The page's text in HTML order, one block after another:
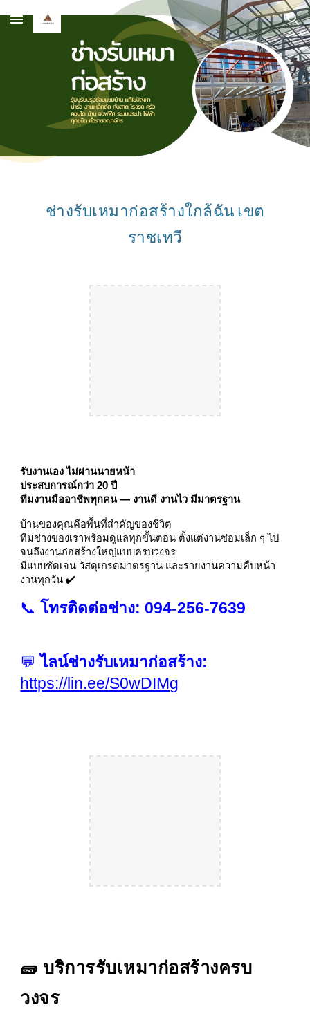
Skip to main content Skip to navigation
ช่างรับเหมาก่อสร้างใกล้ฉัน เขต
ราชเทวี
รับงานเอง ไม่ผ่านนายหน้า
ประสบการณ์กว่า 20 ปี
ทีมงานมืออาชีพทุกคน — งานดี งานไว มีมาตรฐาน
บ้านของคุณคือพื้นที่สำคัญของชีวิต
ทีมช่างของเราพร้อมดูแลทุกขั้นตอน ตั้งแต่งานซ่อมเล็ก ๆ ไป
จนถึงงานก่อสร้างใหญ่แบบครบวงจร
มีแบบชัดเจน วัสดุเกรดมาตรฐาน และรายงานความคืบหน้า
งานทุกวัน ✔️
📞โทรติดต่อช่าง: 094-256-7639
💬ไลน์ช่างรับเหมาก่อสร้าง:
https://lin.ee/S0wDIMg
🧱 บริการรับเหมาก่อสร้างครบ
วงจร